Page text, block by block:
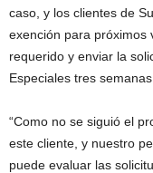
caso, y los clientes de
exención para próximos
requerido y enviar la
Especiales tres
“Como no se siguió el
este cliente, y nuestro
puede evaluar las